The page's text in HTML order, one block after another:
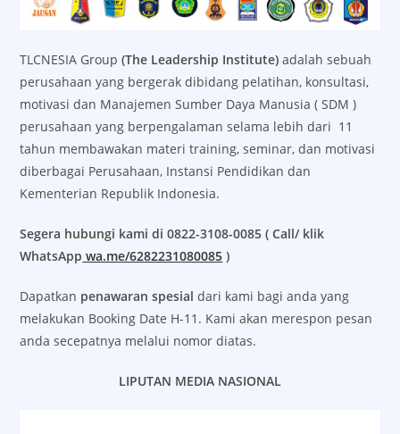
TLCNESIA Group(The Leadership Institute)adalah sebuah
perusahaan yang bergerak dibidang pelatihan, konsultasi,
motivasi dan Manajemen Sumber Daya Manusia ( SDM )
perusahaan yang berpengalaman selama lebih dari 11
tahun membawakan materi training, seminar, dan motivasi
diberbagai Perusahaan, Instansi Pendidikan dan
Kementerian Republik Indonesia.
Segera hubungi kami di 0822-3108-0085 ( Call/ klik
WhatsApp wa.me/6282231080085 )
Dapatkan penawaran spesial dari kami bagi anda yang
melakukan Booking Date H-11. Kami akan merespon pesan
anda secepatnya melalui nomor diatas.
LIPUTAN MEDIA NASIONAL